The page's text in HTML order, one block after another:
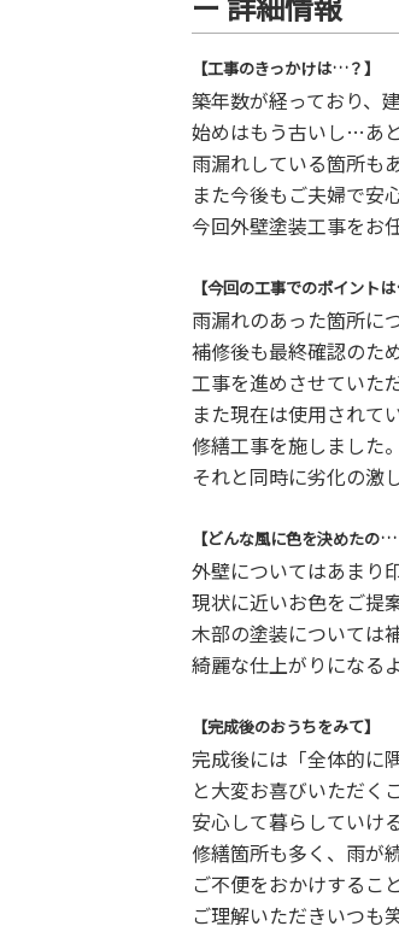
【工事のきっかけは…？】
築年数が経っており、
始めはもう古いし…あ
雨漏れしている箇所も
また今後もご夫婦で安
今回外壁塗装工事をお
【今回の工事でのポイント
雨漏れのあった箇所に
補修後も最終確認のた
工事を進めさせていた
また現在は使用されて
修繕工事を施しました。
それと同時に劣化の激
【どんな風に色を決めたの…
外壁についてはあまり
現状に近いお色をご提
木部の塗装については
綺麗な仕上がりになる
【完成後のおうちをみて】
完成後には「全体的に
と大変お喜びいただく
安心して暮らしていけ
修繕箇所も多く、雨が
ご不便をおかけするこ
ご理解いただきいつも